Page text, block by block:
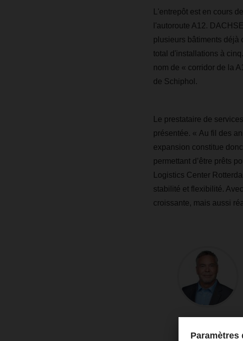
L'entrepôt est en cours
l'autoroute A12.
plusieurs bâtiments déjà
total d'installations à
nom de « corridor de la
de Schiphol.
Le prestataire de
présentée. « Au fil des
expansion constitue
permettant d’être prêts
Logistics Center
stabilité et flexibilité.
croissante, mais aussi